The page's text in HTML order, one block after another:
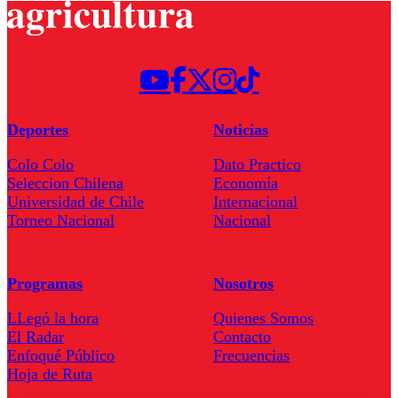
Deportes
Colo Colo
Seleccion Chilena
Universidad de Chile
Torneo Nacional
Noticias
Dato Practico
Economía
Internacional
Nacional
Programas
LLegó la hora
El Radar
Enfoqué Público
Hoja de Ruta
Nosotros
Quienes Somos
Contacto
Frecuencias